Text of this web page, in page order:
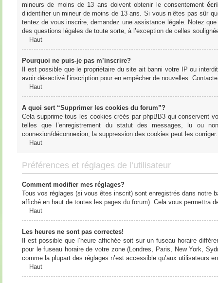
mineurs de moins de 13 ans doivent obtenir le consentement
d’identifier un mineur de moins de 13 ans. Si vous n’êtes pas sûr
tentez de vous inscrire, demandez une assistance légale. Notez
des questions légales de toute sorte, à l’exception de celles
Haut
Pourquoi ne puis-je pas m’inscrire?
Il est possible que le propriétaire du site ait banni votre IP ou
avoir désactivé l’inscription pour en empêcher de nouvelles.
Haut
A quoi sert “Supprimer les cookies du forum”?
Cela supprime tous les cookies créés par phpBB3 qui conservent
telles que l’enregistrement du statut des messages, lu ou
connexion/déconnexion, la suppression des cookies peut les corriger.
Haut
Préférences et réglages de l’utilisateur
Comment modifier mes réglages?
Tous vos réglages (si vous êtes inscrit) sont enregistrés dans notre
affiché en haut de toutes les pages du forum). Cela vous permettra
Haut
Les heures ne sont pas correctes!
Il est possible que l’heure affichée soit sur un fuseau horaire
pour le fuseau horaire de votre zone (Londres, Paris, New York,
comme la plupart des réglages n’est accessible qu’aux utilisateurs
Haut